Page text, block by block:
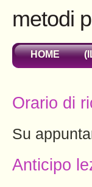
metodi
HOME
Orario di
Su
Anticipo